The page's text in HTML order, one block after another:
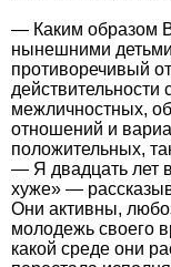
— Каким образом
нынешними
противоречивый
межличностных,
отношений и
положительных,
— Я двадцать лет
хуже» —
Они активны,
молодежь своего
какой среде они